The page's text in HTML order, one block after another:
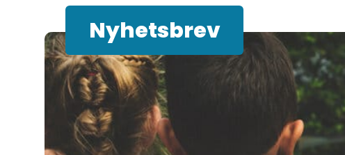
Nyhetsbrev